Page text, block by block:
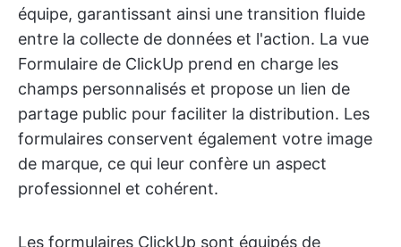
équipe, garantissant ainsi une transition fluide
entre la collecte de données et l'action. La vue
Formulaire de ClickUp prend en charge les
champs personnalisés et propose un lien de
partage public pour faciliter la distribution. Les
formulaires conservent également votre image
de marque, ce qui leur confère un aspect
professionnel et cohérent.
Les formulaires ClickUp sont équipés de